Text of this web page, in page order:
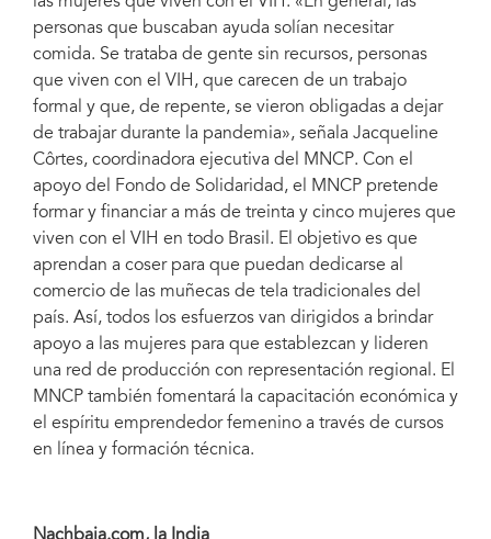
personas que buscaban ayuda solían necesitar
comida. Se trataba de gente sin recursos, personas
que viven con el VIH, que carecen de un trabajo
formal y que, de repente, se vieron obligadas a dejar
de trabajar durante la pandemia», señala Jacqueline
Côrtes, coordinadora ejecutiva del MNCP. Con el
apoyo del Fondo de Solidaridad, el MNCP pretende
formar y financiar a más de treinta y cinco mujeres que
viven con el VIH en todo Brasil. El objetivo es que
aprendan a coser para que puedan dedicarse al
comercio de las muñecas de tela tradicionales del
país. Así, todos los esfuerzos van dirigidos a brindar
apoyo a las mujeres para que establezcan y lideren
una red de producción con representación regional. El
MNCP también fomentará la capacitación económica y
el espíritu emprendedor femenino a través de cursos
en línea y formación técnica.